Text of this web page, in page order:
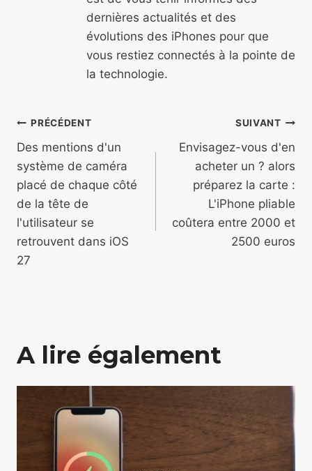
dernières actualités et des
évolutions des iPhones pour que
vous restiez connectés à la pointe de
la technologie.
Navigation
de
l’article
PRÉCÉDENT
Des mentions d'un
système de caméra
placé de chaque côté
de la tête de
l'utilisateur se
retrouvent dans iOS
27
SUIVANT
Envisagez-vous d'en
acheter un ? alors
préparez la carte :
L'iPhone pliable
coûtera entre 2000 et
2500 euros
A lire également